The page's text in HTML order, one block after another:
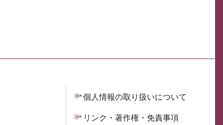
個人情報の取り扱いについて
リンク・著作権・免責事項